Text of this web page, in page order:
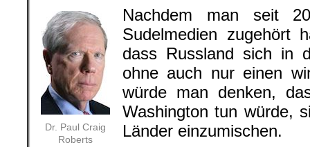
Dr. Paul Craig
Roberts
Nachdem man seit
Sudelmedien zugehört
dass Russland sich in
ohne auch nur einen
würde man denken,
Washington tun würde,
Länder einzumischen.